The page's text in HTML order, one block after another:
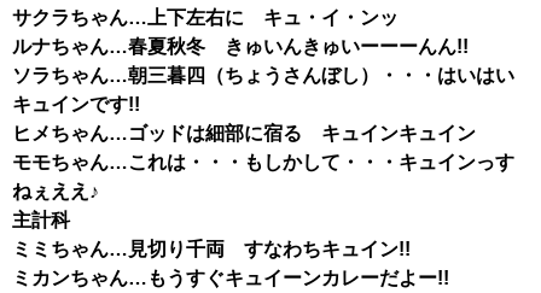
サクラちゃん…上下左右に キュ・イ・ンッ
ルナちゃん…春夏秋冬 きゅいんきゅいーーーんん!!
ソラちゃん…朝三暮四（ちょうさんぼし）・・・はいはい
キュインです!!
ヒメちゃん…ゴッドは細部に宿る キュインキュイン
モモちゃん…これは・・・もしかして・・・キュインっす
ねぇええ♪
主計科
ミミちゃん…見切り千両 すなわちキュイン!!
ミカンちゃん…もうすぐキュイーンカレーだよー!!